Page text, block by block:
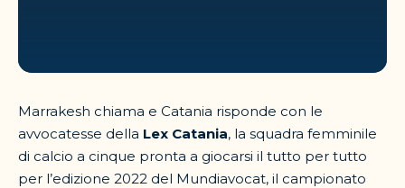
Marrakesh chiama e Catania risponde con le
avvocatesse della Lex Catania, la squadra femminile
di calcio a cinque pronta a giocarsi il tutto per tutto
per l’edizione 2022 del Mundiavocat, il campionato